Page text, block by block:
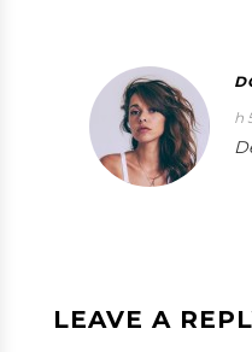
h
LEAVE A